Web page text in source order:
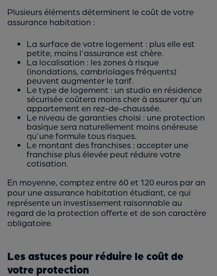
Plusieurs éléments déterminent le coût de votre
assurance habitation :
La surface de votre logement : plus elle est
petite, moins l'assurance est chère.
La localisation : les zones à risque
(inondations, cambriolages fréquents)
peuvent augmenter le tarif.
Le type de logement : un studio en résidence
sécurisée coûtera moins cher à assurer qu'un
appartement en rez-de-chaussée.
Le niveau de garanties choisi : une protection
basique sera naturellement moins onéreuse
qu'une formule tous risques.
Le montant des franchises : accepter une
franchise plus élevée peut réduire votre
cotisation.
En moyenne, comptez entre 60 et 120 euros par an
pour une assurance habitation étudiant, ce qui
représente un investissement raisonnable au
regard de la protection offerte et de son caractère
obligatoire.
Les astuces pour réduire le coût de
votre protection